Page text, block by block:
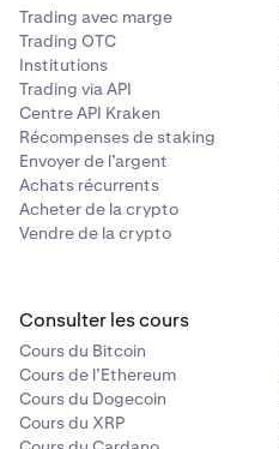
Trading avec marge
Trading OTC
Institutions
Trading via API
Centre API Kraken
Récompenses de staking
Envoyer de l’argent
Achats récurrents
Acheter de la crypto
Vendre de la crypto
Consulter les cours
Cours du Bitcoin
Cours de l’Ethereum
Cours du Dogecoin
Cours du XRP